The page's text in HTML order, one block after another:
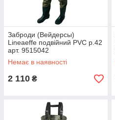
Заброди (Вейдерсы)
Lineaeffe подвійний PVC р.42
арт. 9515042
Немає в наявності
2 110 ₴